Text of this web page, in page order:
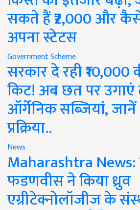
सकते हैं ₹2,000 और
अपना स्टेटस
Government Scheme
सरकार दे रही ₹10,000
किट! अब छत पर उगाएं
ऑर्गेनिक सब्जियां,
प्रक्रिया..
News
Maharashtra News:
फडणवीस ने किया ध्रुव
एग्रीटेक्नोलॉजीज के